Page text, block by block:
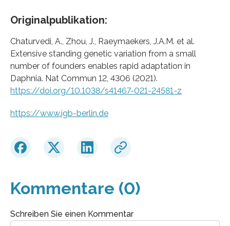
Originalpublikation:
Chaturvedi, A., Zhou, J., Raeymaekers, J.A.M. et al.
Extensive standing genetic variation from a small
number of founders enables rapid adaptation in
Daphnia. Nat Commun 12, 4306 (2021).
https://doi.org/10.1038/s41467-021-24581-z
https://www.igb-berlin.de
Kommentare (0)
Schreiben Sie einen Kommentar